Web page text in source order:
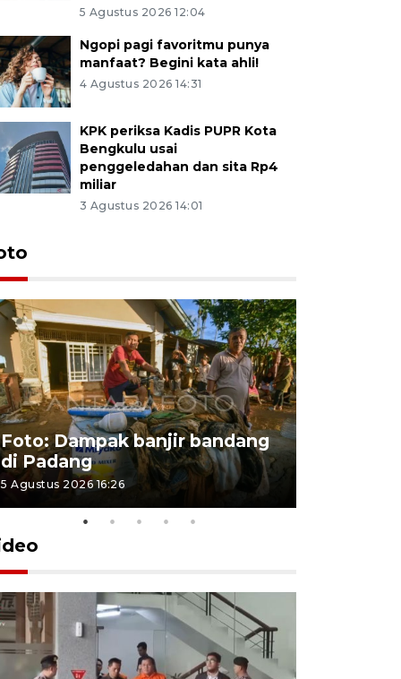
5 Agustus 2026 12:04
Ngopi pagi favoritmu punya
manfaat? Begini kata ahli!
4 Agustus 2026 14:31
KPK periksa Kadis PUPR Kota
Bengkulu usai
penggeledahan dan sita Rp4
miliar
3 Agustus 2026 14:01
Foto: Dampak banjir bandang
di Padang
5 Agustus 2026 16:26